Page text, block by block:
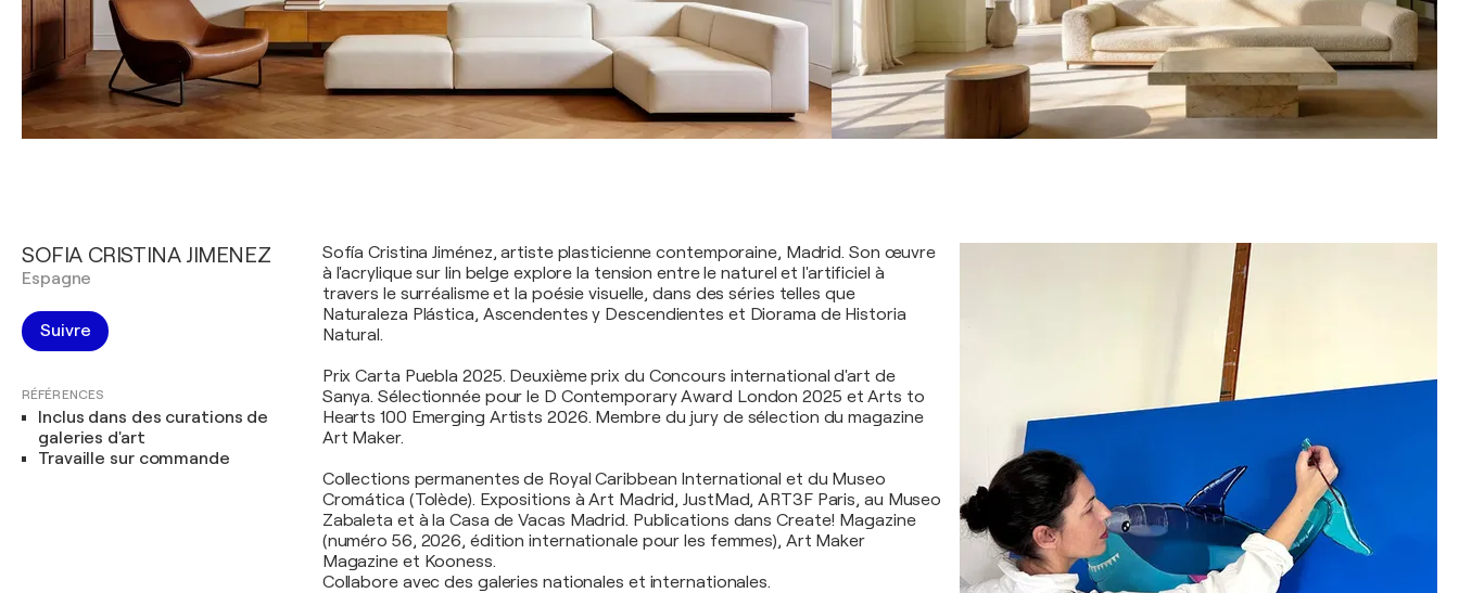
SOFIA CRISTINA JIMENEZ
Espagne
Suivre
RÉFÉRENCES
Inclus dans des curations de
galeries d'art
Travaille sur commande
Sofía Cristina Jiménez, artiste plasticienne contemporaine, Madrid. Son œuvre
à l'acrylique sur lin belge explore la tension entre le naturel et l'artificiel à
travers le surréalisme et la poésie visuelle, dans des séries telles que
Naturaleza Plástica, Ascendentes y Descendientes et Diorama de Historia
Natural.
Prix Carta Puebla 2025. Deuxième prix du Concours international d'art de
Sanya. Sélectionnée pour le D Contemporary Award London 2025 et Arts to
Hearts 100 Emerging Artists 2026. Membre du jury de sélection du magazine
Art Maker.
Collections permanentes de Royal Caribbean International et du Museo
Cromática (Tolède). Expositions à Art Madrid, JustMad, ART3F Paris, au Museo
Zabaleta et à la Casa de Vacas Madrid. Publications dans Create! Magazine
(numéro 56, 2026, édition internationale pour les femmes), Art Maker
Magazine et Kooness.
Collabore avec des galeries nationales et internationales.